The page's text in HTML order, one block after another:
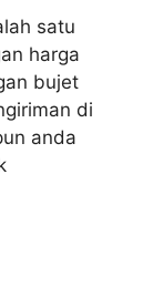
satu
harga
bujet
di
anda